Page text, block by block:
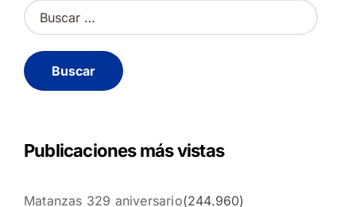
B
u
c
a
Publicaciones más vistas
Matanzas 329 aniversario(244.960)